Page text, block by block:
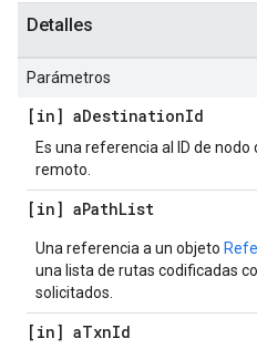
Detalles
Parámetros
[in] aDestinationId
Es una referencia al ID de
remoto.
[in] aPathList
Una referencia a un objeto
una lista de rutas codificadas
solicitados.
[in] aTxnId